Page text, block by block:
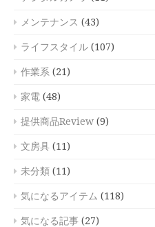
メンテナンス (43)
ライフスタイル (107)
作業系 (21)
家電 (48)
提供商品Review (9)
文房具 (11)
未分類 (11)
気になるアイテム (118)
気になる記事 (27)